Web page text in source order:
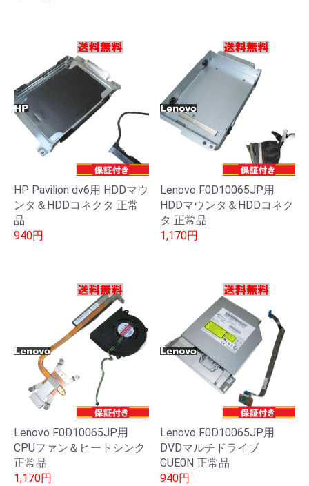
HP Pavilion dv6用 HDDマウ
ンタ＆HDDコネクタ 正常
品
940円
Lenovo F0D10065JP用
HDDマウンタ＆HDDコネク
タ 正常品
1,170円
Lenovo F0D10065JP用
CPUファン＆ヒートシンク
正常品
1,170円
Lenovo F0D10065JP用
DVDマルチドライブ
GUE0N 正常品
940円